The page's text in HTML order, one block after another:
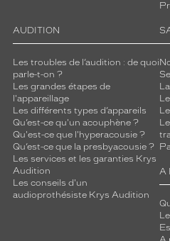
AUDITION
Les troubles de l’audition : de quoi
parle-t-on ?
Les grandes étapes de
l'appareillage
Les différents types d’appareils
Qu’est-ce qu'un acouphène ?
Qu'est-ce que l'hyperacousie ?
Qu’est-ce que la presbyacousie ?
Les services et les garanties Krys
Audition
Les conseils d'un
audioprothésiste Krys Audition
A